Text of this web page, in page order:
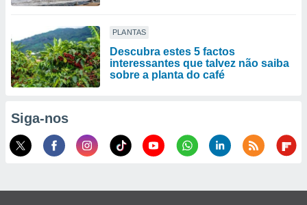
PLANTAS
Descubra estes 5 factos
interessantes que talvez não saiba
sobre a planta do café
Siga-nos